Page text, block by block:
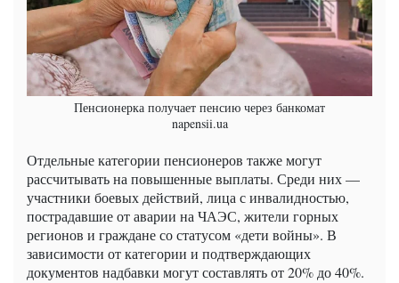
Пенсионерка получает пенсию через банкомат
napensii.ua
Отдельные категории пенсионеров также могут
рассчитывать на повышенные выплаты. Среди них —
участники боевых действий, лица с инвалидностью,
пострадавшие от аварии на ЧАЭС, жители горных
регионов и граждане со статусом «дети войны». В
зависимости от категории и подтверждающих
документов надбавки могут составлять от 20% до 40%.